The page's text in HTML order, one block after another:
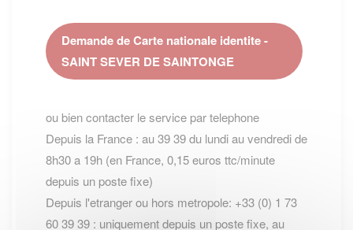
Demande de Carte nationale identite -
SAINT SEVER DE SAINTONGE
ou bien contacter le service par telephone
Depuis la France : au 39 39 du lundi au vendredi de
8h30 a 19h (en France, 0,15 euros ttc/minute
depuis un poste fixe)
Depuis l'etranger ou hors metropole: +33 (0) 1 73
60 39 39 : uniquement depuis un poste fixe, au